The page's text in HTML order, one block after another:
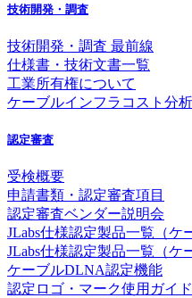
技術開発・調査
技術開発・調査 最前線
仕様書・技術文書一覧
工業所有権について
ケーブルインフラコスト分
認定審査
受検概要
申請書類・認定審査項目
認定審査ベンダー説明会
JLabs仕様認定製品一覧（ケ
JLabs仕様認定製品一覧（ケ
ケーブルDLNA認定機能
認定ロゴ・マーク使用ガイ